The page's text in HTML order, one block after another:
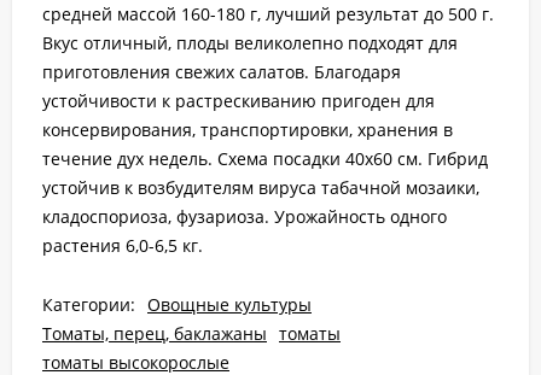
средней массой 160-180 г, лучший результат до 500 г.
Вкус отличный, плоды великолепно подходят для
приготовления свежих салатов. Благодаря
устойчивости к растрескиванию пригоден для
консервирования, транспортировки, хранения в
течение дух недель. Схема посадки 40х60 см. Гибрид
устойчив к возбудителям вируса табачной мозаики,
кладоспориоза, фузариоза. Урожайность одного
растения 6,0-6,5 кг.
Категории: Овощные культуры
Томаты, перец, баклажаны томаты
томаты высокорослые